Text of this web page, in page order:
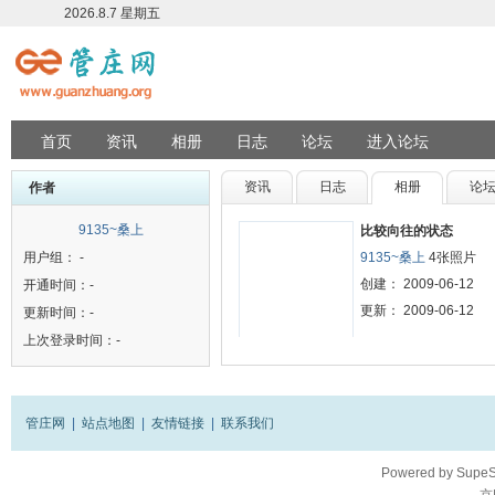
2026.8.7 星期五
首页 资讯 相册 日志 论坛 进入论坛
作者
9135~桑上
用户组： -
开通时间：-
更新时间：-
上次登录时间：-
资讯 日志 相册 论坛
比较向往的状态
9135~桑上 4张照片
创建： 2009-06-12
更新： 2009-06-12
管庄网 站点地图 友情链接 联系我们
Powered by